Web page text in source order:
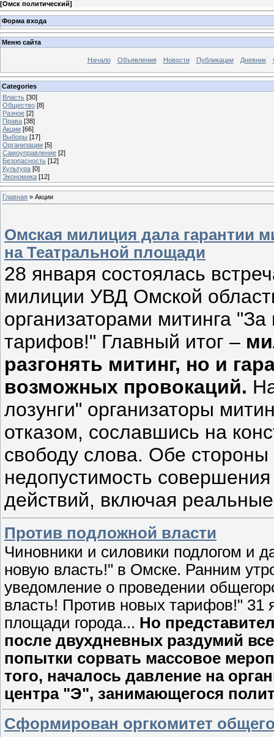
[Омск политический]
Форма входа
Меню сайта
Начало Объявления Новости Публикации Дневник
Categories
Власть [30]
Общество [8]
Разное [2]
Права [38]
Акции [66]
Выборы [17]
Организации [5]
Самоуправление [2]
Безопасность [12]
Культура [0]
Экономика [12]
Главная » Акции
Омская милиция дала гарантии
на Театральной площади
28 января состоялась
милиции УВД Омской
организаторами митинга
тарифов!" Главный итог –
разгонять митинг, но и
возможных провокаций.
лозунги" организаторы
отказом, сославшись на
свободу слова. Обе
недопустимость
действий, включая
Против подложной власти
Чиновники и силовики подлогом и
новую власть!" в Омске. Ранним
уведомление о проведении
власть! Против новых тарифов!" 31
площади города... Но
после двухдневных раздумий
попытки сорвать массовое
того, началось давление на
центра "Э", занимающегося
Сформирован оргкомитет